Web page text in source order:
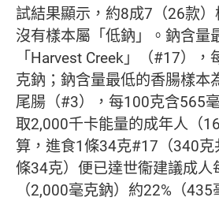
試結果顯示，約8成7（26款）
沒有樣本屬「低鈉」。鈉含量
「Harvest Creek」（#17）
克鈉；鈉含量最低的香腸樣本
尾腸（#3），每100克含565
取2,000千卡能量的成年人（
算，進食1條34克#17（340克
條34克）便已達世衞建議成人
（2,000毫克鈉）約22%（435